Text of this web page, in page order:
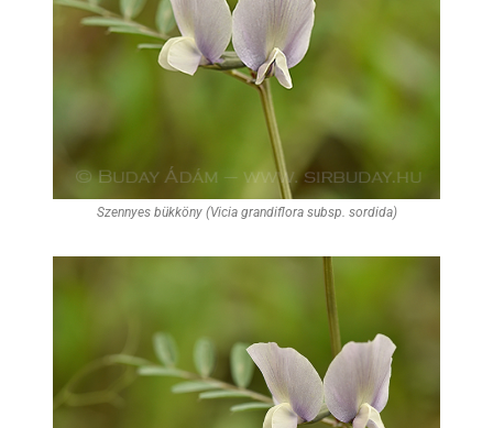
Szennyes bükköny (Vicia grandiflora subsp. sordida)